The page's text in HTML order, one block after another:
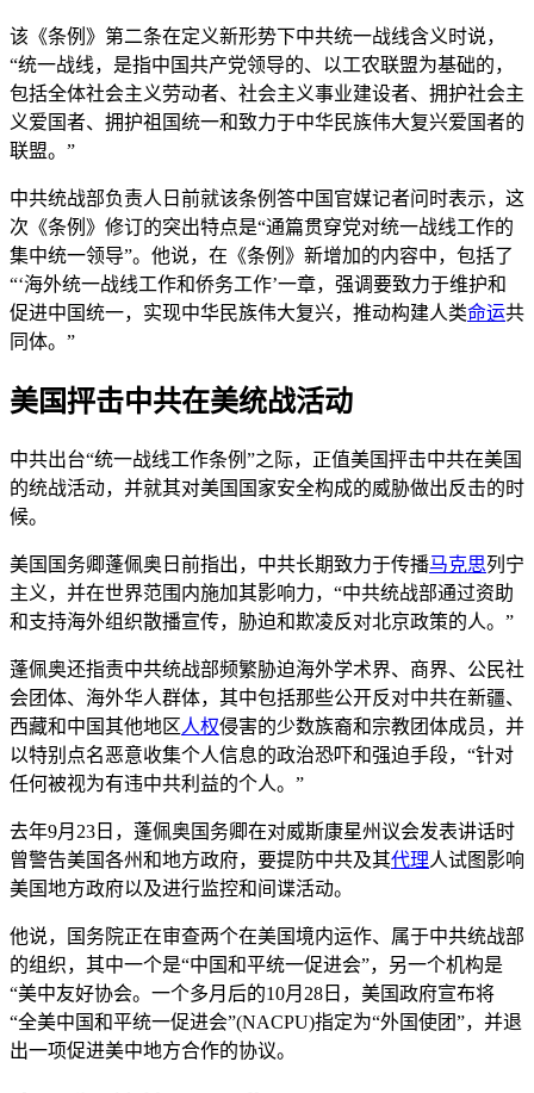
该《条例》第二条在定义新形势下中共统一战线含义时说，
“统一战线，是指中国共产党领导的、以工农联盟为基础的，
包括全体社会主义劳动者、社会主义事业建设者、拥护社会主
义爱国者、拥护祖国统一和致力于中华民族伟大复兴爱国者的
联盟。”
中共统战部负责人日前就该条例答中国官媒记者问时表示，这
次《条例》修订的突出特点是“通篇贯穿党对统一战线工作的
集中统一领导”。他说，在《条例》新增加的内容中，包括了
“‘海外统一战线工作和侨务工作’一章，强调要致力于维护和
促进中国统一，实现中华民族伟大复兴，推动构建人类命运共
同体。”
美国抨击中共在美统战活动
中共出台“统一战线工作条例”之际，正值美国抨击中共在美国
的统战活动，并就其对美国国家安全构成的威胁做出反击的时
候。
美国国务卿蓬佩奥日前指出，中共长期致力于传播马克思列宁
主义，并在世界范围内施加其影响力，“中共统战部通过资助
和支持海外组织散播宣传，胁迫和欺凌反对北京政策的人。”
蓬佩奥还指责中共统战部频繁胁迫海外学术界、商界、公民社
会团体、海外华人群体，其中包括那些公开反对中共在新疆、
西藏和中国其他地区人权侵害的少数族裔和宗教团体成员，并
以特别点名恶意收集个人信息的政治恐吓和强迫手段，“针对
任何被视为有违中共利益的个人。”
去年9月23日，蓬佩奥国务卿在对威斯康星州议会发表讲话时
曾警告美国各州和地方政府，要提防中共及其代理人试图影响
美国地方政府以及进行监控和间谍活动。
他说，国务院正在审查两个在美国境内运作、属于中共统战部
的组织，其中一个是“中国和平统一促进会”，另一个机构是
“美中友好协会。一个多月后的10月28日，美国政府宣布将
“全美中国和平统一促进会”(NACPU)指定为“外国使团”，并退
出一项促进美中地方合作的协议。